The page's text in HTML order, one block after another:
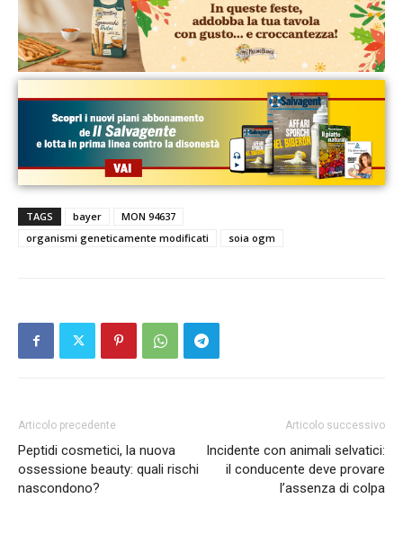
TAGS bayer
MON 94637
organismi geneticamente modificati
soia ogm
Articolo precedente
Peptidi cosmetici, la nuova
ossessione beauty: quali rischi
nascondono?
Articolo successivo
Incidente con animali selvatici:
il conducente deve provare
l’assenza di colpa